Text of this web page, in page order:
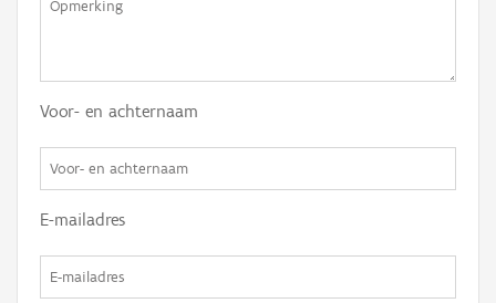
Voor- en achternaam
E-mailadres